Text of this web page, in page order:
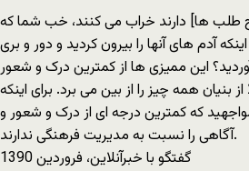
طلب ها] دارند خراب می کنند، خب شما که
آدم های آنها را بیرون کردید و دور و بری
این ممیزی ها از کمترین درک و شعور
از بنیان همه چیز را از بین می برد. برای اینکه
که کمترین درجه ای از درک و شعور و
آگاهی را نسبت به مدیریت فرهنگی ندارند.
گفتگو با خبرآنلاین، فروردین 1390